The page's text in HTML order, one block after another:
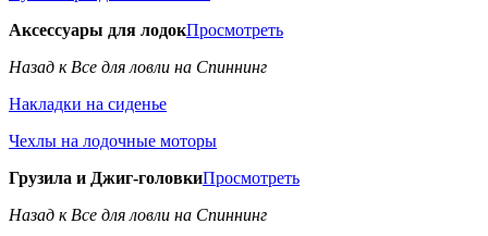
Аксессуары для лодокПросмотреть
Назад к Все для ловли на Спиннинг
Накладки на сиденье
Чехлы на лодочные моторы
Грузила и Джиг-головкиПросмотреть
Назад к Все для ловли на Спиннинг